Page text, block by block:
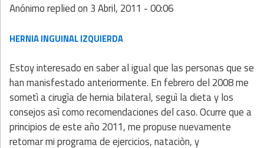
Anónimoreplied on 3 Abril, 2011 - 00:06
HERNIA INGUINAL IZQUIERDA
Estoy interesado en saber al igual que las personas que se
han manisfestado anteriormente. En febrero del 2008 me
sometì a cirugìa de hernia bilateral, seguì la dieta y los
consejos asì como recomendaciones del caso. Ocurre que a
principios de este año 2011, me propuse nuevamente
retomar mi programa de ejercicios, nataciòn, y